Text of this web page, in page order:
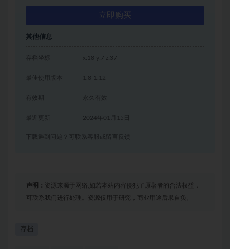
立即购买
其他信息
存档坐标 x:18 y:7 z:37
最佳使用版本 1.8-1.12
有效期 永久有效
2024年01月15日
下载遇到问题？可联系客服或留言反馈
声明： 资源来源于网络,如若本站内容侵犯了原著者的合法权益，
可联系我们进行处理。资源仅用于研究，商业用途后果自负。
存档